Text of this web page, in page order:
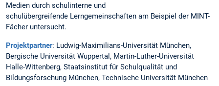
Medien durch schulinterne und
schulübergreifende Lerngemeinschaften am Beispiel der MINT-
Fächer untersucht.
Projektpartner: Ludwig-Maximilians-Universität München,
Bergische Universität Wuppertal, Martin-Luther-Universität
Halle-Wittenberg, Staatsinstitut für Schulqualität und
Bildungsforschung München, Technische Universität München